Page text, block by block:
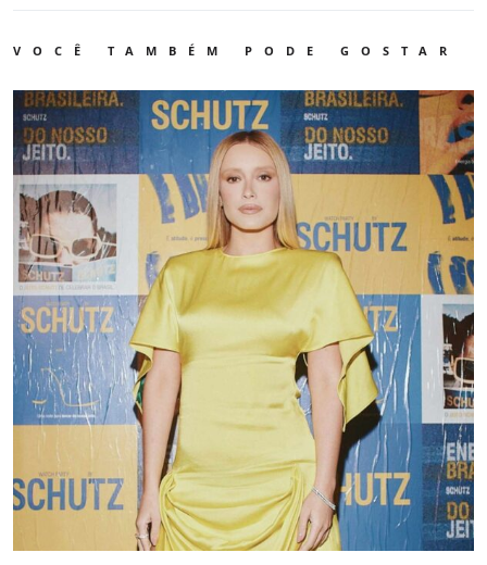
VOCÊ TAMBÉM PODE GOSTAR